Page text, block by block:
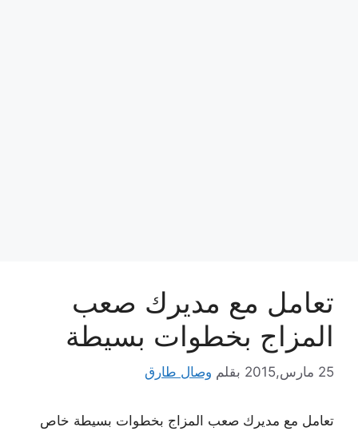
تعامل مع مديرك صعب
المزاج بخطوات بسيطة
25 مارس,2015 بقلم وصال طارق
تعامل مع مديرك صعب المزاج بخطوات بسيطة خاص